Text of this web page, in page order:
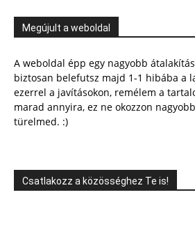
Megújult a weboldal
A weboldal épp egy nagyobb
biztosan belefutsz majd 1-1 hibába a
ezerrel a javításokon, remélem a
marad annyira, ez ne okozzon
türelmed. :)
Csatlakozz a közösséghez Te is!